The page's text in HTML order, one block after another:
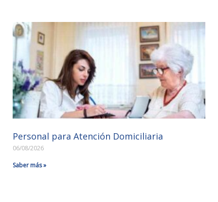
Personal para Atención Domiciliaria
06/08/2026
Saber más »